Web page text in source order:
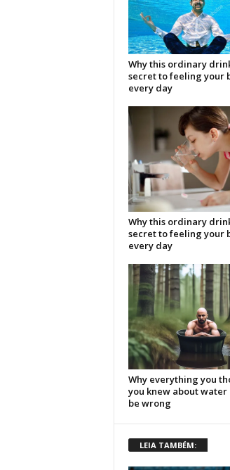
LEIA TAMBÉM: